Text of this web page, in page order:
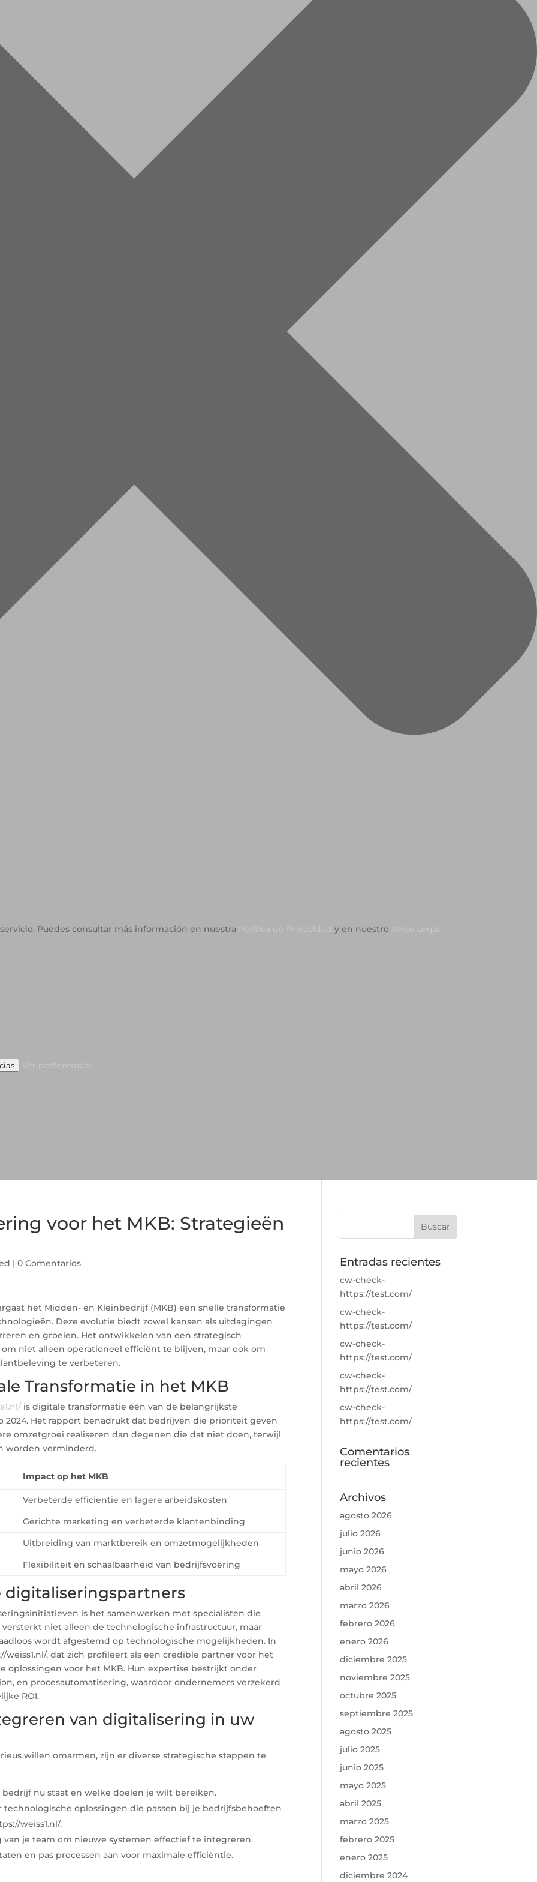
Puedes consultar más información en nuestra y en nuestro
voor het MKB: Strategieën
|0 Comentarios
het Midden- en Kleinbedrijf (MKB) een snelle transformatie
Deze evolutie biedt zowel kansen als uitdagingen
en groeien. Het ontwikkelen van een strategisch
niet alleen operationeel efficiënt te blijven, maar ook om
te verbeteren.
Transformatie in het MKB
is digitale transformatie één van de belangrijkste
2024. Het rapport benadrukt dat bedrijven die prioriteit geven
omzetgroei realiseren dan degenen die dat niet doen, terwijl
worden verminderd.
Impact op het MKB
Verbeterde efficiëntie en lagere arbeidskosten
Gerichte marketing en verbeterde klantenbinding
Uitbreiding van marktbereik en omzetmogelijkheden
Flexibiliteit en schaalbaarheid van bedrijfsvoering
digitaliseringspartners
is het samenwerken met specialisten die
niet alleen de technologische infrastructuur, maar
wordt afgestemd op technologische mogelijkheden. In
, dat zich profileert als een credible partner voor het
voor het MKB. Hun expertise bestrijkt onder
en procesautomatisering, waardoor ondernemers verzekerd
ROI.
van digitalisering in uw
willen omarmen, zijn er diverse strategische stappen te
bedrijf nu staat en welke doelen je wilt bereiken.
technologische oplossingen die passen bij je bedrijfsbehoeften
weiss1.nl/.
van je team om nieuwe systemen effectief te integreren.
en pas processen aan voor maximale efficiëntie.
Entradas recientes
cw-check-
https://test.com/
cw-check-
https://test.com/
cw-check-
https://test.com/
cw-check-
https://test.com/
cw-check-
https://test.com/
Comentarios
recientes
Archivos
agosto 2026
julio 2026
junio 2026
mayo 2026
abril 2026
marzo 2026
febrero 2026
enero 2026
diciembre 2025
noviembre 2025
octubre 2025
septiembre 2025
agosto 2025
julio 2025
junio 2025
mayo 2025
abril 2025
marzo 2025
febrero 2025
enero 2025
diciembre 2024